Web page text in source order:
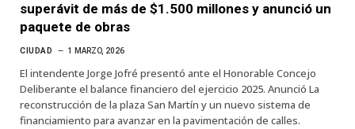
superávit de más de $1.500 millones y anunció un
paquete de obras
CIUDAD 1 MARZO, 2026
El intendente Jorge Jofré presentó ante el Honorable Concejo
Deliberante el balance financiero del ejercicio 2025. Anunció La
reconstrucción de la plaza San Martín y un nuevo sistema de
financiamiento para avanzar en la pavimentación de calles.